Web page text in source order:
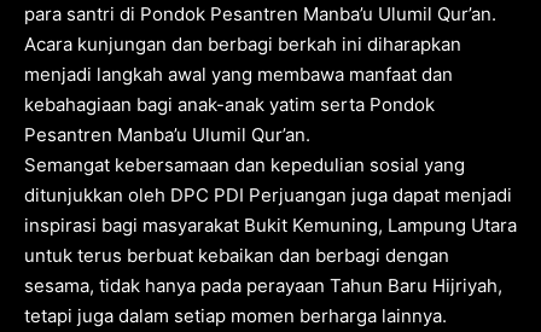
para santri di Pondok Pesantren Manba’u Ulumil Qur’an.
Acara kunjungan dan berbagi berkah ini diharapkan
menjadi langkah awal yang membawa manfaat dan
kebahagiaan bagi anak-anak yatim serta Pondok
Pesantren Manba’u Ulumil Qur’an.
Semangat kebersamaan dan kepedulian sosial yang
ditunjukkan oleh DPC PDI Perjuangan juga dapat menjadi
inspirasi bagi masyarakat Bukit Kemuning, Lampung Utara
untuk terus berbuat kebaikan dan berbagi dengan
sesama, tidak hanya pada perayaan Tahun Baru Hijriyah,
tetapi juga dalam setiap momen berharga lainnya.